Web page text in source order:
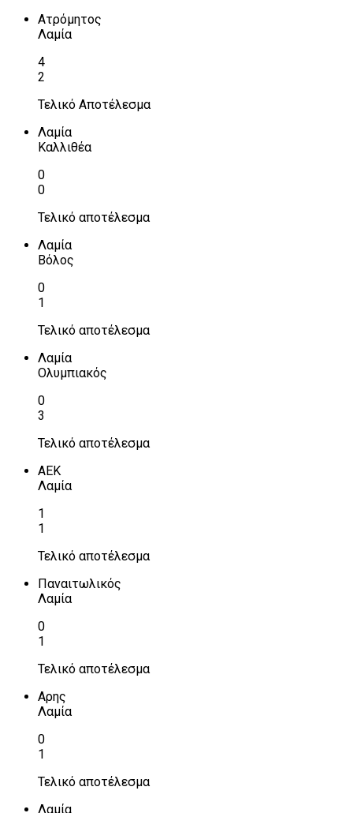
Ατρόμητος
Λαμία
4
2
Τελικό Αποτέλεσμα
Λαμία
Καλλιθέα
0
0
Τελικό αποτέλεσμα
Λαμία
Βόλος
0
1
Τελικό αποτέλεσμα
Λαμία
Ολυμπιακός
0
3
Τελικό αποτέλεσμα
ΑΕΚ
Λαμία
1
1
Τελικό αποτέλεσμα
Παναιτωλικός
Λαμία
0
1
Τελικό αποτέλεσμα
Αρης
Λαμία
0
1
Τελικό αποτέλεσμα
Λαμία